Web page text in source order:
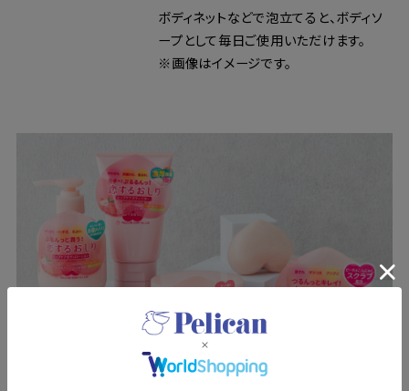
ボディネットなどで泡立てると、ボディソ
ープとして毎日ご使用いただけます。
※画像はイメージです。